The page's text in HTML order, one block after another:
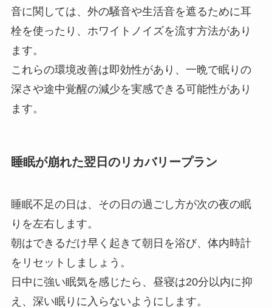
音に関しては、外の騒音や生活音を遮るために耳
栓を使ったり、ホワイトノイズを流す方法があり
ます。
これらの環境改善は即効性があり、一晩で眠りの
深さや途中覚醒の減少を実感できる可能性があり
ます。
睡眠が崩れた翌日のリカバリープラン
睡眠不足の日は、その日の過ごし方が次の夜の眠
りを左右します。
朝はできるだけ早く起きて朝日を浴び、体内時計
をリセットしましょう。
日中に強い眠気を感じたら、昼寝は20分以内に抑
え、深い眠りに入らないようにします。